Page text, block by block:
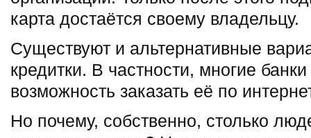
карта достаётся своему владельцу.
Существуют и альтернативные
кредитки. В частности, многие
возможность заказать её по
Но почему, собственно, столько